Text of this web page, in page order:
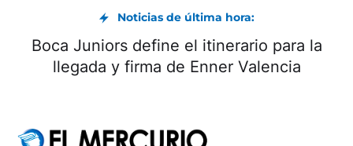
Noticias de última hora:
Boca Juniors define el itinerario para la
llegada y firma de Enner Valencia